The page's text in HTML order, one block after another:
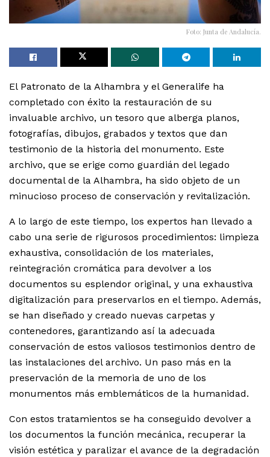
Foto: Junta de Andalucía.
El Patronato de la Alhambra y el Generalife ha
completado con éxito la restauración de su
invaluable archivo, un tesoro que alberga planos,
fotografías, dibujos, grabados y textos que dan
testimonio de la historia del monumento. Este
archivo, que se erige como guardián del legado
documental de la Alhambra, ha sido objeto de un
minucioso proceso de conservación y revitalización.
A lo largo de este tiempo, los expertos han llevado a
cabo una serie de rigurosos procedimientos: limpieza
exhaustiva, consolidación de los materiales,
reintegración cromática para devolver a los
documentos su esplendor original, y una exhaustiva
digitalización para preservarlos en el tiempo. Además,
se han diseñado y creado nuevas carpetas y
contenedores, garantizando así la adecuada
conservación de estos valiosos testimonios dentro de
las instalaciones del archivo. Un paso más en la
preservación de la memoria de uno de los
monumentos más emblemáticos de la humanidad.
Con estos tratamientos se ha conseguido devolver a
los documentos la función mecánica, recuperar la
visión estética y paralizar el avance de la degradación